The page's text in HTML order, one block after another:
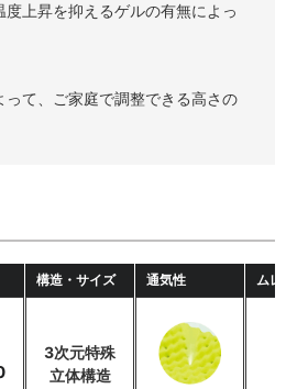
上昇を抑えるゲルの有無によっ
て、ご家庭で調整できる高さの
構造・サイズ 通気性 ムレ
3次元特殊
立体構造